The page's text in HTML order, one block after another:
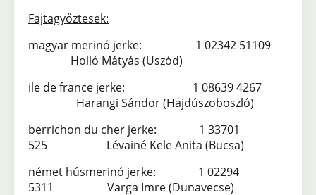
Fajtagyőztesek:
magyar merinó jerke: 1 02342 51109
Holló Mátyás (Uszód)
ile de france jerke: 1 08639 4267
Harangi Sándor (Hajdúszoboszló)
berrichon du cher jerke: 1 33701
525 Lévainé Kele Anita (Bucsa)
német húsmerinó jerke: 1 02294
5311 Varga Imre (Dunavecse)